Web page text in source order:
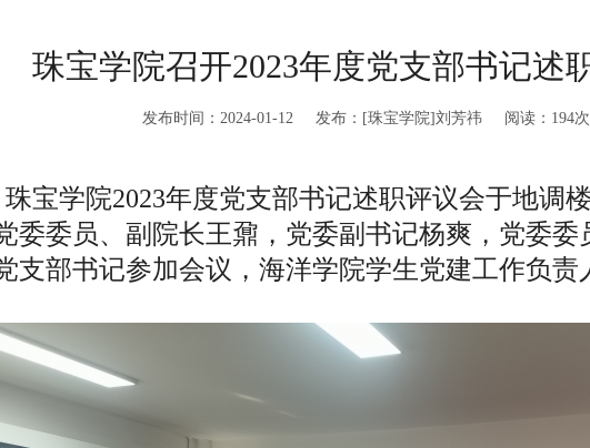
珠宝学院召开2023年度党支部书记述
发布时间：2024-01-12 发布：[珠宝学院]刘芳祎 阅读： 194次
宝学院2023年度党支部书记述职评议会于地调
委委员、副院长王鼐，党委副书记杨爽，党委
支部书记参加会议，海洋学院学生党建工作负